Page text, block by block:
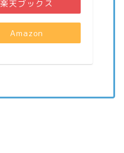
楽天ブックス
Amazon